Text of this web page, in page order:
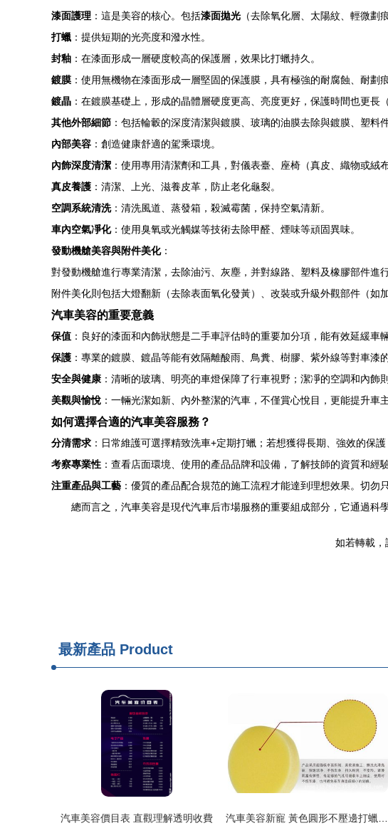
漆面護理 ：這是美容的核心。包括漆面拋光 （去除氧化層、太陽紋、輕微劃痕
打蠟 ：提供短期的光亮度和潑水性。
封釉 ：在漆面形成一層硬度較高的保護層，效果比打蠟持久。
鍍膜 ：使用無機物在漆面形成一層堅固的保護膜，具有極強的耐腐蝕、耐劃
鍍晶 ：在鍍膜基礎上，形成的晶體層硬度更高、亮度更好，保護時間也更長
其他外部細節 ：包括輪轂的深度清潔與鍍膜、玻璃的油膜去除與鍍膜、塑料
內部美容 ：創造健康舒適的駕乘環境。
內飾深度清潔 ：使用專用清潔劑和工具，對儀表臺、座椅（真皮、織物或絨
真皮養護 ：清潔、上光、滋養皮革，防止老化龜裂。
空調系統清洗：清洗風道、蒸發箱，殺滅霉菌，保持空氣清新。
車內空氣凈化：使用臭氧或光觸媒等技術去除甲醛、煙味等頑固異味。
發動機艙美容與附件美化：
對發動機艙進行專業清潔，去除油污、灰塵，并對線路、塑料及橡膠部件進
附件美化則包括大燈翻新（去除表面氧化發黃）、改裝或升級外觀部件（如
汽車美容的重要意義
保值 ：良好的漆面和內飾狀態是二手車評估時的重要加分項，能有效延緩車
保護 ：專業的鍍膜、鍍晶等能有效隔離酸雨、鳥糞、樹膠、紫外線等對車漆
安全與健康 ：清晰的玻璃、明亮的車燈保障了行車視野；潔凈的空調和內飾
美觀與愉悅 ：一輛光潔如新、內外整潔的汽車，不僅賞心悅目，更能提升車
如何選擇合適的汽車美容服務？
分清需求 ：日常維護可選擇精致洗車+定期打蠟；若想獲得長期、強效的保護
考察專業性 ：查看店面環境、使用的產品品牌和設備，了解技師的資質和經
注重產品與工藝 ：優質的產品配合規范的施工流程才能達到理想效果。切勿
總而言之，汽車美容是現代汽車后市場服務的重要組成部分，它通過科
如若轉載
最新產品 Product
汽車美容價目表 直觀理解透明收費